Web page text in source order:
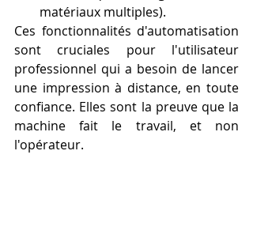
matériaux multiples).
Ces fonctionnalités d'automatisation
sont cruciales pour l'utilisateur
professionnel qui a besoin de lancer
une impression à distance, en toute
confiance. Elles sont la preuve que la
machine fait le travail, et non
l'opérateur.